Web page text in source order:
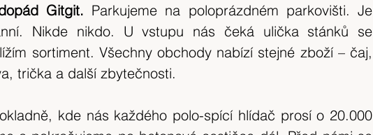
Gitgit. Parkujeme na poloprázdném parkovišti. Je
Nikde nikdo. U vstupu nás čeká ulička stánků se
sortiment. Všechny obchody nabízí stejné zboží – čaj,
trička a další zbytečnosti.
kde nás každého polo-spící hlídač prosí o 20.000